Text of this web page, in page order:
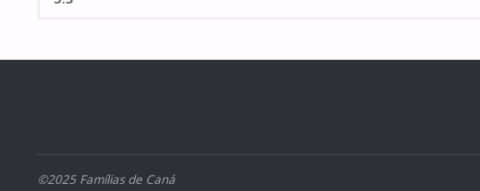
©2025 Famílias de Caná